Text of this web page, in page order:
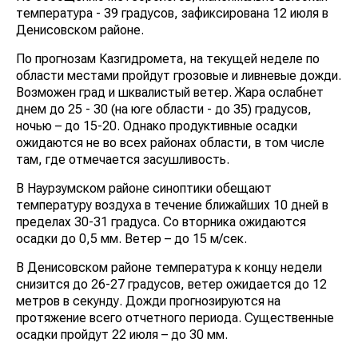
температура - 39 градусов, зафиксирована 12 июля в
Денисовском районе.
По прогнозам Казгидромета, на текущей неделе по
области местами пройдут грозовые и ливневые дожди.
Возможен град и шквалистый ветер. Жара ослабнет
днем до 25 - 30 (на юге области - до 35) градусов,
ночью – до 15-20. Однако продуктивные осадки
ожидаются не во всех районах области, в том числе
там, где отмечается засушливость.
В Наурзумском районе синоптики обещают
температуру воздуха в течение ближайших 10 дней в
пределах 30-31 градуса. Со вторника ожидаются
осадки до 0,5 мм. Ветер – до 15 м/сек.
В Денисовском районе температура к концу недели
снизится до 26-27 градусов, ветер ожидается до 12
метров в секунду. Дожди прогнозируются на
протяжение всего отчетного периода. Существенные
осадки пройдут 22 июля – до 30 мм.